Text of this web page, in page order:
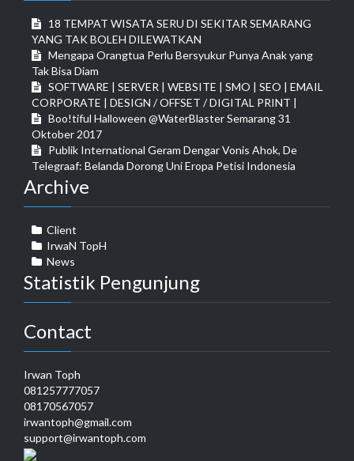
18 TEMPAT WISATA SERU DI SEKITAR SEMARANG
YANG TAK BOLEH DILEWATKAN
Mengapa Orangtua Perlu Bersyukur Punya Anak yang
Tak Bisa Diam
SOFTWARE | SERVER | WEBSITE | SMO | SEO | EMAIL
CORPORATE | DESIGN / OFFSET / DIGITAL PRINT |
Boo!tiful Halloween @WaterBlaster Semarang 31
Oktober 2017
Publik International Geram Dengar Vonis Ahok, De
Telegraaf: Belanda Dorong Uni Eropa Petisi Indonesia
Archive
Client
IrwaN TopH
News
Statistik Pengunjung
Contact
Irwan Toph
081257777057
08170567057
irwantoph@gmail.com
support@irwantoph.com